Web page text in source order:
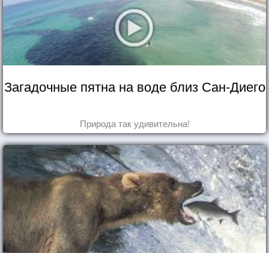
Загадочные пятна на воде близ Сан-Диего
Природа так удивительна!